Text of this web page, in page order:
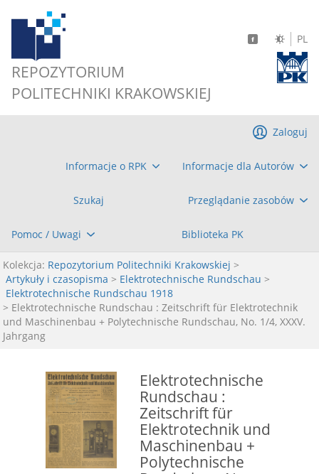
REPOZYTORIUM
POLITECHNIKI KRAKOWSKIEJ
PL
Informacje o RPK Informacje dla Autorów
Szukaj Przeglądanie zasobów
Pomoc / Uwagi Biblioteka PK
Zaloguj
Kolekcja: Repozytorium Politechniki Krakowskiej >
Artykuły i czasopisma > Elektrotechnische Rundschau >
Elektrotechnische Rundschau 1918
> Elektrotechnische Rundschau : Zeitschrift für Elektrotechnik
und Maschinenbau + Polytechnische Rundschau, No. 1/4, XXXV.
Jahrgang
Elektrotechnische
Rundschau :
Zeitschrift für
Elektrotechnik und
Maschinenbau +
Polytechnische